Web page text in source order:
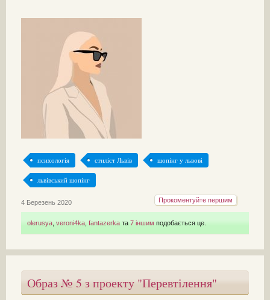
психологія стиліст Львів шопінг у львові
львівський шопінг
Прокоментуйте першим
4 Березень 2020
olerusya veroni4ka fantazerka та 7 іншим подобається це.
Образ № 5 з проекту "Перевтілення"